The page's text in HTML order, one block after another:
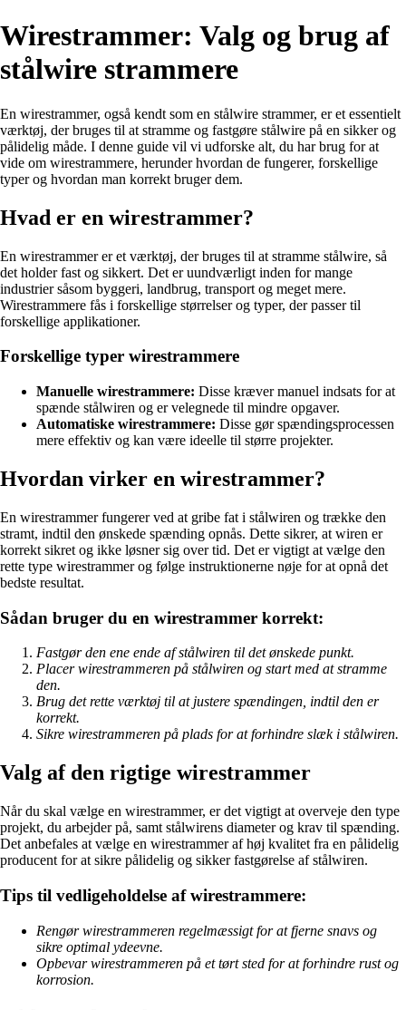
Wirestrammer: Valg og brug af
stålwire strammere
En wirestrammer, også kendt som en stålwire strammer, er et essentielt
værktøj, der bruges til at stramme og fastgøre stålwire på en sikker og
pålidelig måde. I denne guide vil vi udforske alt, du har brug for at
vide om wirestrammere, herunder hvordan de fungerer, forskellige
typer og hvordan man korrekt bruger dem.
Hvad er en wirestrammer?
En wirestrammer er et værktøj, der bruges til at stramme stålwire, så
det holder fast og sikkert. Det er uundværligt inden for mange
industrier såsom byggeri, landbrug, transport og meget mere.
Wirestrammere fås i forskellige størrelser og typer, der passer til
forskellige applikationer.
Forskellige typer wirestrammere
Manuelle wirestrammere: Disse kræver manuel indsats for at
spænde stålwiren og er velegnede til mindre opgaver.
Automatiske wirestrammere: Disse gør spændingsprocessen
mere effektiv og kan være ideelle til større projekter.
Hvordan virker en wirestrammer?
En wirestrammer fungerer ved at gribe fat i stålwiren og trække den
stramt, indtil den ønskede spænding opnås. Dette sikrer, at wiren er
korrekt sikret og ikke løsner sig over tid. Det er vigtigt at vælge den
rette type wirestrammer og følge instruktionerne nøje for at opnå det
bedste resultat.
Sådan bruger du en wirestrammer korrekt:
Fastgør den ene ende af stålwiren til det ønskede punkt.
Placer wirestrammeren på stålwiren og start med at stramme
den.
Brug det rette værktøj til at justere spændingen, indtil den er
korrekt.
Sikre wirestrammeren på plads for at forhindre slæk i stålwiren.
Valg af den rigtige wirestrammer
Når du skal vælge en wirestrammer, er det vigtigt at overveje den type
projekt, du arbejder på, samt stålwirens diameter og krav til spænding.
Det anbefales at vælge en wirestrammer af høj kvalitet fra en pålidelig
producent for at sikre pålidelig og sikker fastgørelse af stålwiren.
Tips til vedligeholdelse af wirestrammere:
Rengør wirestrammeren regelmæssigt for at fjerne snavs og
sikre optimal ydeevne.
Opbevar wirestrammeren på et tørt sted for at forhindre rust og
korrosion.